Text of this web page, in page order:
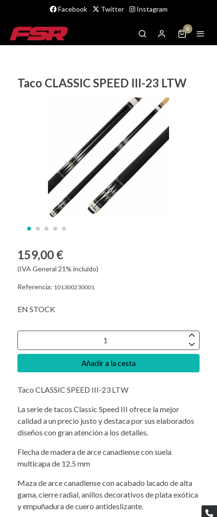
Facebook Twitter Instagram
0
Taco CLASSIC SPEED III-23 LTW
159,00 €
(IVA General 21% incluido)
Referencia: 101300230001
EN STOCK
Añadir a la cesta
Taco CLASSIC SPEED III-23 LTW
La serie de tacos Classic Speed III ofrece la mejor
calidad a un precio justo y destaca por sus elaborados
diseños con gran atención a los detalles.
Flecha de madera de arce canadiense con suela
multicapa de 12.5 mm
Maza de arce canadiense con acabado lacado de alta
gama, cierre radial, anillos decorativos de plata exótica
y empuñadura de cuero antideslizante.